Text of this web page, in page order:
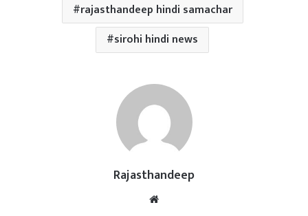
rajasthandeep hindi samachar
sirohi hindi news
Rajasthandeep